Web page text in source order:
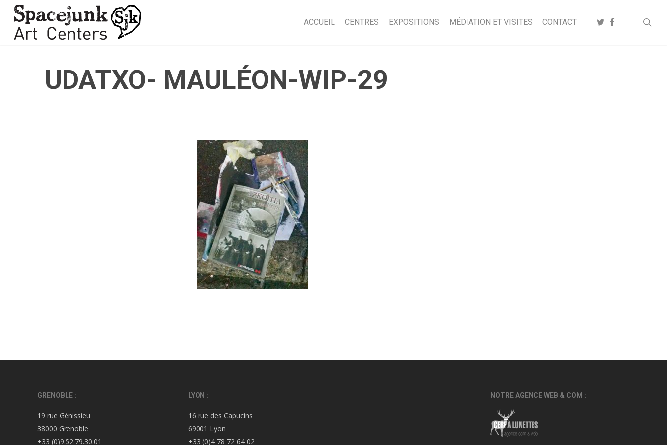
ACCUEIL CENTRES EXPOSITIONS MÉDIATION ET VISITES CONTACT TWITTER
FACEBOOK
UDATXO- MAULÉON-WIP-29
GRENOBLE :
19 rue Génissieu
38000 Grenoble
+33 (0)9.52.79.30.01
LYON :
16 rue des Capucins
69001 Lyon
+33 (0)4 78 72 64 02
NOTRE AGENCE WEB & COM :